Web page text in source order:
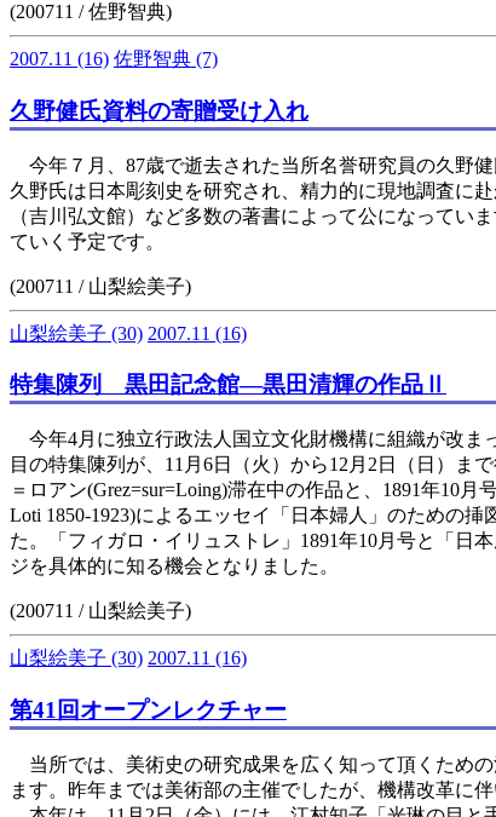
(200711 / 佐野智典)
2007.11 (16) 佐野智典 (7)
久野健氏資料の寄贈受け入れ
今年７月、87歳で逝去された当所名誉研究員の久野
久野氏は日本彫刻史を研究され、精力的に現地調査に
（吉川弘文館）など多数の著書によって公になってい
ていく予定です。
(200711 / 山梨絵美子)
山梨絵美子 (30) 2007.11 (16)
特集陳列 黒田記念館―黒田清輝の作品Ⅱ
今年4月に独立行政法人国立文化財機構に組織が改ま
目の特集陳列が、11月6日（火）から12月2日（日）ま
＝ロアン(Grez=sur=Loing)滞在中の作品と、1891年10
Loti 1850-1923)によるエッセイ「日本婦人」のための挿
た。「フィガロ・イリュストレ」1891年10月号と「日
ジを具体的に知る機会となりました。
(200711 / 山梨絵美子)
山梨絵美子 (30) 2007.11 (16)
第41回オープンレクチャー
当所では、美術史の研究成果を広く知って頂くため
ます。昨年までは美術部の主催でしたが、機構改革に